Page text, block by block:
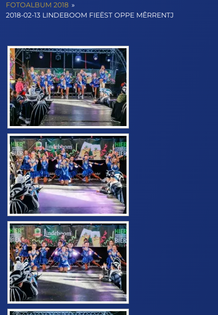
FOTOALBUM 2018 »
2018-02-13 LINDEBOOM FIEËST OPPE MÊRRENTJ